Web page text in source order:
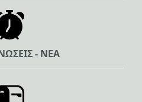
- ΝΕΑ